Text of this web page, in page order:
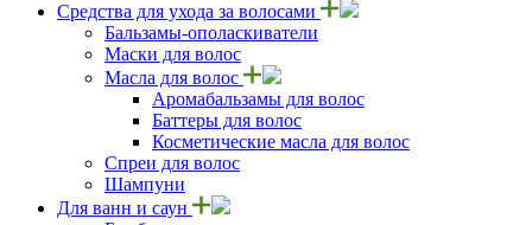
Средства для ухода за волосами
Бальзамы-ополаскиватели
Маски для волос
Масла для волос
Аромабальзамы для волос
Баттеры для волос
Косметические масла для волос
Спреи для волос
Шампуни
Для ванн и саун